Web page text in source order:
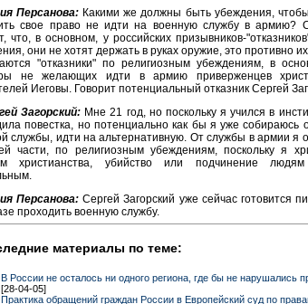
Персанова: Какими же должны быть убеждения,
свое право не идти на военную службу в армию?
что, в основном, у российских призывников-
они не хотят держать в руках оружие, это противно
"отказники" по религиозным убеждениям, в
не желающих идти в армию приверженцев
Иеговы. Говорит потенциальный отказник Сергей
Загорский: Мне 21 год, но поскольку я учился в
повестка, но потенциально как бы я уже собираюсь
службы, идти на альтернативную. От службы в армии я
части, по религиозным убеждениям, поскольку я
христианства, убийство или подчинение
Персанова: Сергей Загорский уже сейчас готовится
проходить военную службу.
материалы по теме:
В России не осталось ни одного региона, где бы не нарушались
[28-04-05]
Практика обращений граждан России в Европейский суд по